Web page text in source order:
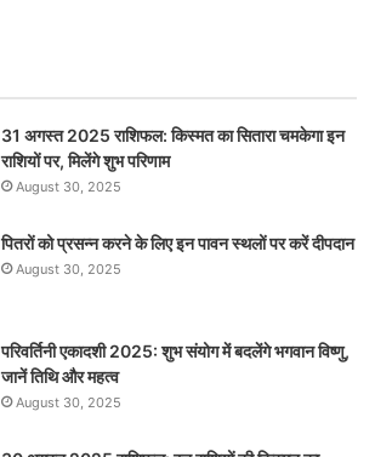
31 अगस्त 2025 राशिफल: किस्मत का सितारा चमकेगा इन
राशियों पर, मिलेंगे शुभ परिणाम
August 30, 2025
पितरों को प्रसन्न करने के लिए इन पावन स्थलों पर करें दीपदान
August 30, 2025
परिवर्तिनी एकादशी 2025: शुभ संयोग में बदलेंगे भगवान विष्णु,
जानें तिथि और महत्व
August 30, 2025